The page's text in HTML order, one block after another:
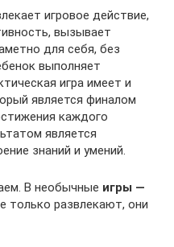
игровое действие,
вызывает
для себя, без
выполняет
игра имеет и
является финалом
каждого
является
знаний и умений.
В необычные игры —
только развлекают, они